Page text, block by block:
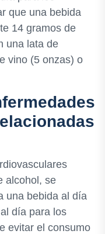
que una bebida
14 gramos de
una lata de
vino (5 onzas) o
alcohol, se
una bebida al día
día para los
evitar el consumo